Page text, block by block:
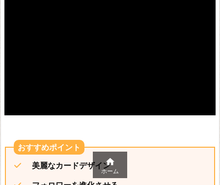
美麗なカードデザイン
ホーム